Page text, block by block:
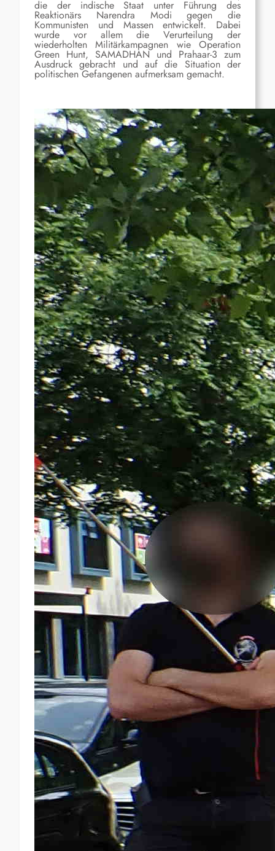
die der indische Staat unter Führung des
Reaktionärs Narendra Modi gegen die
Kommunisten und Massen entwickelt. Dabei
wurde vor allem die Verurteilung der
wiederholten Militärkampagnen wie Operation
Green Hunt, SAMADHAN und Prahaar-3 zum
Ausdruck gebracht und auf die Situation der
politischen Gefangenen aufmerksam gemacht.